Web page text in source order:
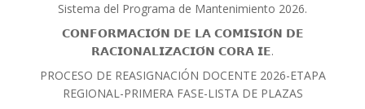
Sistema del Programa de Mantenimiento 2026.
𝗖𝗢𝗡𝗙𝗢𝗥𝗠𝗔𝗖𝗜𝗢́𝗡 𝗗𝗘 𝗟𝗔 𝗖𝗢𝗠𝗜𝗦𝗜𝗢́𝗡 𝗗𝗘
𝗥𝗔𝗖𝗜𝗢𝗡𝗔𝗟𝗜𝗭𝗔𝗖𝗜𝗢́𝗡 𝗖𝗢𝗥𝗔 𝗜𝗘.
PROCESO DE REASIGNACIÓN DOCENTE 2026-ETAPA
REGIONAL-PRIMERA FASE-LISTA DE PLAZAS